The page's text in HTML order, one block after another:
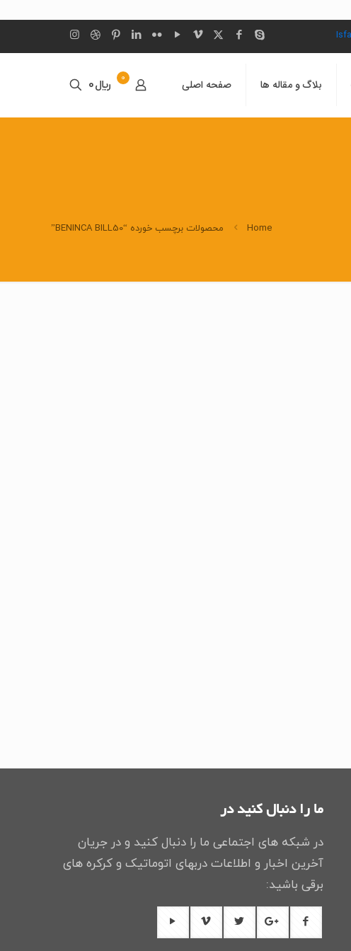
بلاگ و مقاله ها صفحه اصلی 0 ﷼0
Home محصولات برچسب خورده “BENINCA BILL50”
ما را دنبال کنید در
در شبکه های اجتماعی ما را دنبال کنید و در جریان
آخرین اخبار و اطلاعات دربهای اتوماتیک و کرکره های
برقی باشید: